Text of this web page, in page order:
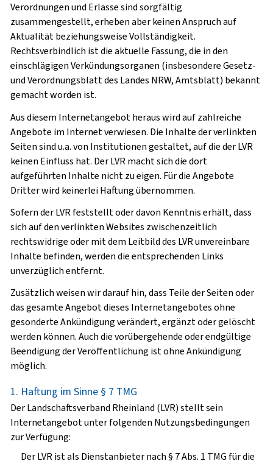
Verordnungen und Erlasse sind sorgfältig
zusammengestellt, erheben aber keinen Anspruch auf
Aktualität beziehungsweise Vollständigkeit.
Rechtsverbindlich ist die aktuelle Fassung, die in den
einschlägigen Verkündungsorganen (insbesondere Gesetz-
und Verordnungsblatt des Landes NRW, Amtsblatt) bekannt
gemacht worden ist.
Aus diesem Internetangebot heraus wird auf zahlreiche
Angebote im Internet verwiesen. Die Inhalte der verlinkten
Seiten sind u.a. von Institutionen gestaltet, auf die der LVR
keinen Einfluss hat. Der LVR macht sich die dort
aufgeführten Inhalte nicht zu eigen. Für die Angebote
Dritter wird keinerlei Haftung übernommen.
Sofern der LVR feststellt oder davon Kenntnis erhält, dass
sich auf den verlinkten Websites zwischenzeitlich
rechtswidrige oder mit dem Leitbild des LVR unvereinbare
Inhalte befinden, werden die entsprechenden Links
unverzüglich entfernt.
Zusätzlich weisen wir darauf hin, dass Teile der Seiten oder
das gesamte Angebot dieses Internetangebotes ohne
gesonderte Ankündigung verändert, ergänzt oder gelöscht
werden können. Auch die vorübergehende oder endgültige
Beendigung der Veröffentlichung ist ohne Ankündigung
möglich.
1. Haftung im Sinne § 7 TMG
Der Landschaftsverband Rheinland (LVR) stellt sein
Internetangebot unter folgenden Nutzungsbedingungen
zur Verfügung:
Der LVR ist als Dienstanbieter nach § 7 Abs. 1 TMG für die